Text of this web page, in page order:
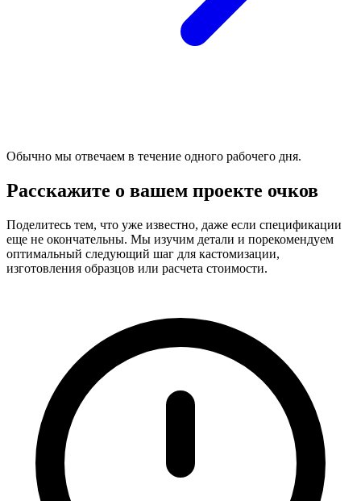
Обычно мы отвечаем в течение одного рабочего дня.
Расскажите о вашем проекте очков
Поделитесь тем, что уже известно, даже если спецификации
еще не окончательны. Мы изучим детали и порекомендуем
оптимальный следующий шаг для кастомизации,
изготовления образцов или расчета стоимости.